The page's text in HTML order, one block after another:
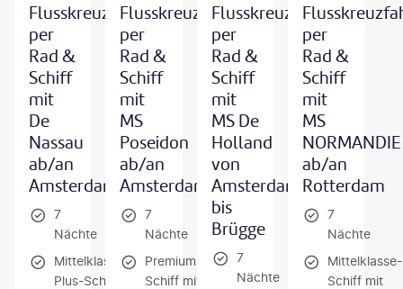
Flusskreuzfahrt
per
Rad &
Schiff
mit
De
Nassau
ab/an
Amsterdam
7
Nächte
Mittelklasse-
Plus-Schiff
Flusskreuzfahrt
per
Rad &
Schiff
mit
MS
Poseidon
ab/an
Amsterdam
7
Nächte
Premium-
Schiff mit
Flusskreuzfahrt
per
Rad &
Schiff
mit
MS De
Holland
von
Amsterdam
bis
Brügge
7
Nächte
per
Rad &
Schiff
mit
MS
NORMANDIE
ab/an
Rotterdam
7
Nächte
Mittelklasse-
Schiff mit